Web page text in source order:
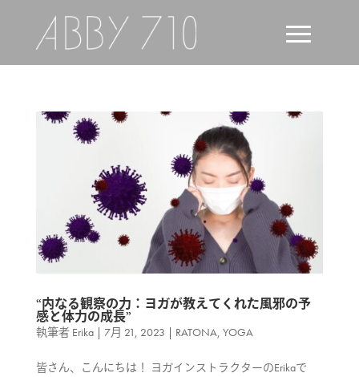
“内なる観察の力：ヨガが教えてくれた風邪の予
感と体力の成長”
執筆者 Erika| 7月 21, 2023 | RATONA YOGA
皆さん、こんにちは！ ヨガインストラクターのErikaで